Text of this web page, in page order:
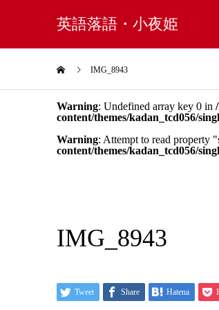
英語落語・小夜姫
IMG_8943
Warning: Undefined array key 0 in
content/themes/kadan_tcd056/
Warning: Attempt to read property
content/themes/kadan_tcd056/
IMG_8943
Tweet Share Hatena